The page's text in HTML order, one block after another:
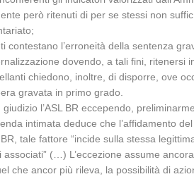
però ritenuti di per se stessi non
contestano l’erroneità della sentenza
dovendo, a tali fini, ritenersi
chiedono, inoltre, di disporre, ove
gravata in primo grado.
l’ASL BR eccependo,
intimata deduce che l’affidamento
tale fattore “incide sulla stessa
associati” (…) L’eccezione assume
che ancor più rileva, la possibilità di